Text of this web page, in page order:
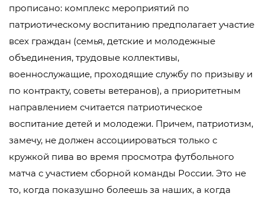
прописано: комплекс мероприятий по
патриотическому воспитанию предполагает участие
всех граждан (семья, детские и молодежные
объединения, трудовые коллективы,
военнослужащие, проходящие службу по призыву и
по контракту, советы ветеранов), а приоритетным
направлением считается патриотическое
воспитание детей и молодежи. Причем, патриотизм,
замечу, не должен ассоциироваться только с
кружкой пива во время просмотра футбольного
матча с участием сборной команды России. Это не
то, когда показушно болеешь за наших, а когда